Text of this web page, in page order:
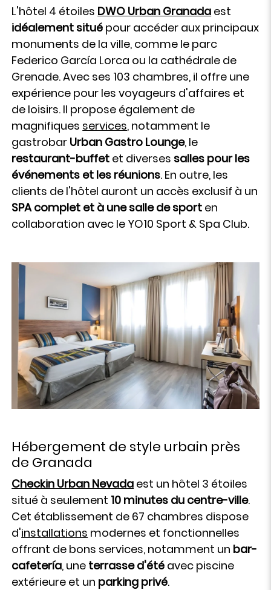
L'hôtel 4 étoiles DWO Urban Granada est
idéalement situé pour accéder aux principaux
monuments de la ville, comme le parc
Federico García Lorca ou la cathédrale de
Grenade. Avec ses 103 chambres, il offre une
expérience pour les voyageurs d'affaires et
de loisirs. Il propose également de
magnifiques services, notamment le
gastrobar Urban Gastro Lounge, le
restaurant-buffet et diverses salles pour les
événements et les réunions. En outre, les
clients de l'hôtel auront un accès exclusif à un
SPA complet et à une salle de sport en
collaboration avec le YO10 Sport & Spa Club.
Hébergement de style urbain près
de Granada
Checkin Urban Nevada est un hôtel 3 étoiles
situé à seulement 10 minutes du centre-ville.
Cet établissement de 67 chambres dispose
d'installations modernes et fonctionnelles
offrant de bons services, notamment un bar-
cafetería, une terrasse d'été avec piscine
extérieure et un parking privé.